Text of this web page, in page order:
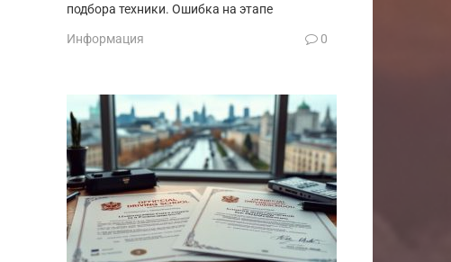
подбора техники. Ошибка на этапе
Информация 0